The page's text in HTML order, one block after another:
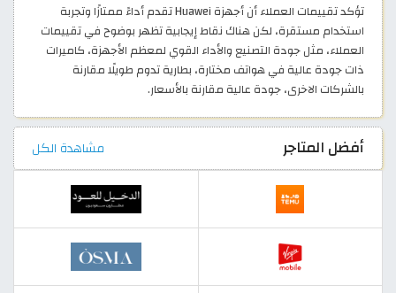
تؤكد تقييمات العملاء أن أجهزة Huawei تقدم أداءً ممتازًا وتجربة
استخدام مستقرة، لكن هناك نقاط إيجابية تظهر بوضوح في تقييمات
العملاء، مثل جودة التصنيع والأداء القوي لمعظم الأجهزة، كاميرات
ذات جودة عالية في هواتف مختارة، بطارية تدوم طويلًا مقارنة
بالشركات الاخرى، جودة عالية مقارنة بالأسعار.
أفضل المتاجر مشاهدة الكل